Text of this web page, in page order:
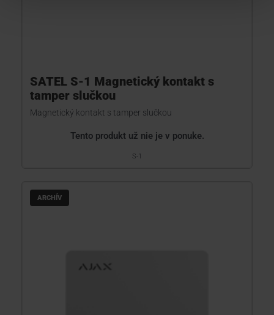
SATEL S-1 Magnetický kontakt s
tamper slučkou
Magnetický kontakt s tamper slučkou
Tento produkt už nie je v ponuke.
S-1
ARCHÍV